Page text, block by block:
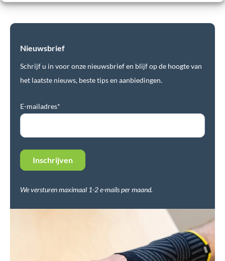
Nieuwsbrief
Schrijf u in voor onze nieuwsbrief en blijf op de hoogte van
het laatste nieuws, beste tips en aanbiedingen.
E-mailadres*
We versturen maximaal 1-2 e-mails per maand.